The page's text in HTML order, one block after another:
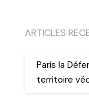
ARTICLES
Paris la
territoire